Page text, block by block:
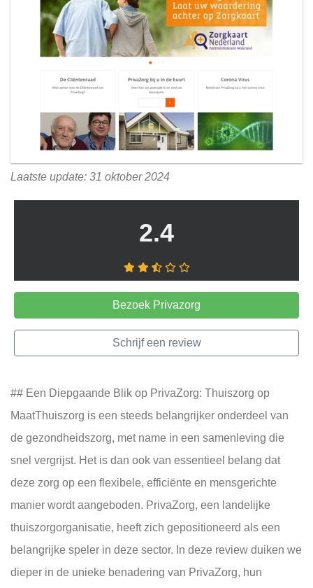
Laatste update: 31 oktober 2024
2.4
Bezoek Privazorg
Schrijf een review
## Een Diepgaande Blik op PrivaZorg: Thuiszorg op
MaatThuiszorg is een steeds belangrijker onderdeel van
de gezondheidszorg, met name in een samenleving die
snel vergrijst. Het is dan ook van essentieel belang dat
deze zorg op een flexibele, efficiënte en mensgerichte
manier wordt aangeboden. PrivaZorg, een landelijke
thuiszorgorganisatie, heeft zich gepositioneerd als een
belangrijke speler in deze sector. In deze review duiken we
dieper in de unieke benadering van PrivaZorg, hun